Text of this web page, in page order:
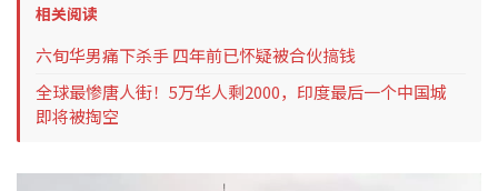
相关阅读
六旬华男痛下杀手 四年前已怀疑被合伙搞钱
全球最惨唐人街！5万华人剩2000，印度最后一个中国城
即将被掏空